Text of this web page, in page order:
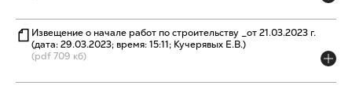
Извещение о начале работ по строительству _от 21.03.2023 г.
(дата: 29.03.2023; время: 15:11; Кучерявых Е.В.)
(pdf 709 кб)